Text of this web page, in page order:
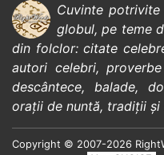
Cuvinte
globul, pe teme
din folclor:citate
autori celebri,
descântece, balade,
orații de nuntă, tradiții și
Copyright © 2007-2026